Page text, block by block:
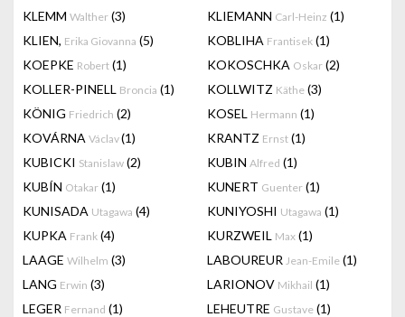
KLEMM Walther (3) KLIEMANN Carl-Heinz (1)
KLIEN, Erika Giovanna (5) KOBLIHA Frantisek (1)
KOEPKE Robert (1) KOKOSCHKA Oskar (2)
KOLLER-PINELL Broncia (1) KOLLWITZ Käthe (3)
KÖNIG Friedrich (2) KOSEL Hermann (1)
KOVÁRNA Václav(1) KRANTZ Ernst (1)
KUBICKI Stanislaw (2) KUBIN Alfred (1)
KUBÍN Otakar (1) KUNERT Guenter (1)
KUNISADA Utagawa (4) KUNIYOSHI Utagawa (1)
KUPKA Frank (4) KURZWEIL Max (1)
LAAGE Wilhelm (3) LABOUREUR Jean-Emile (1)
LANG Erwin (3) LARIONOV Mikhail (1)
LEGER Fernand (1) LEHEUTRE Gustave (1)